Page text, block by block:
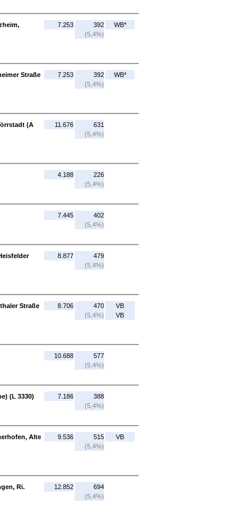
7.253
392
(5,4%)
WB*
Straße
7.253
392
(5,4%)
WB*
(A
11.676
631
(5,4%)
4.188
226
(5,4%)
7.445
402
(5,4%)
8.877
479
(5,4%)
Straße
8.706
470
(5,4%)
VB
VB
10.688
577
(5,4%)
(L 3330)
7.186
388
(5,4%)
Alte
9.536
515
(5,4%)
VB
Ri.
12.852
694
(5,4%)